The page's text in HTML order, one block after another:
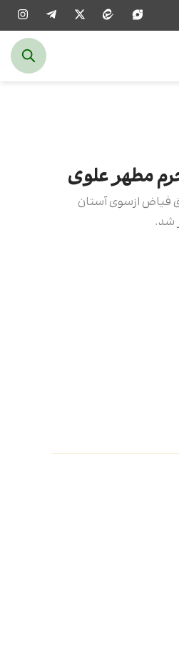
مطهر علوی
فیاض ازسوی آستان
شد.